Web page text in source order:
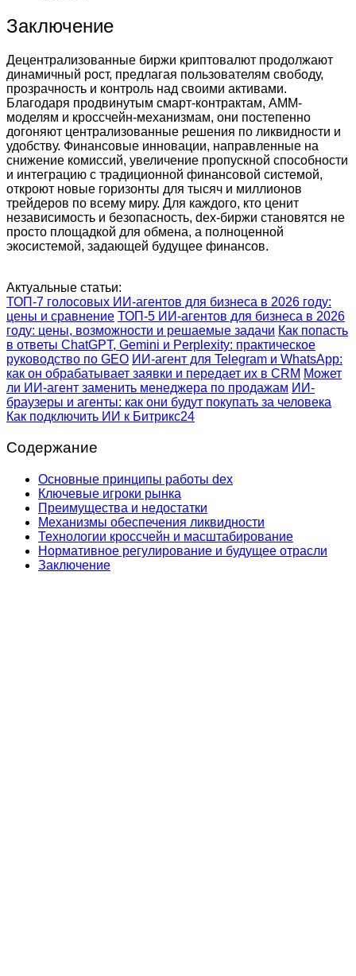
Заключение
Децентрализованные биржи криптовалют продолжают
динамичный рост, предлагая пользователям свободу,
прозрачность и контроль над своими активами.
Благодаря продвинутым смарт-контрактам, AMM-
моделям и кроссчейн-механизмам, они постепенно
догоняют централизованные решения по ликвидности и
удобству. Финансовые инновации, направленные на
снижение комиссий, увеличение пропускной способности
и интеграцию с традиционной финансовой системой,
откроют новые горизонты для тысяч и миллионов
трейдеров по всему миру. Для каждого, кто ценит
независимость и безопасность, dex-биржи становятся не
просто площадкой для обмена, а полноценной
экосистемой, задающей будущее финансов.
Актуальные статьи:
ТОП-7 голосовых ИИ-агентов для бизнеса в 2026 году:
цены и сравнение ТОП-5 ИИ-агентов для бизнеса в 2026
году: цены, возможности и решаемые задачи Как попасть
в ответы ChatGPT, Gemini и Perplexity: практическое
руководство по GEO ИИ-агент для Telegram и WhatsApp:
как он обрабатывает заявки и передает их в CRM Может
ли ИИ-агент заменить менеджера по продажам ИИ-
браузеры и агенты: как они будут покупать за человека
Как подключить ИИ к Битрикс24
Содержание
Основные принципы работы dex
Ключевые игроки рынка
Преимущества и недостатки
Механизмы обеспечения ликвидности
Технологии кроссчейн и масштабирование
Нормативное регулирование и будущее отрасли
Заключение